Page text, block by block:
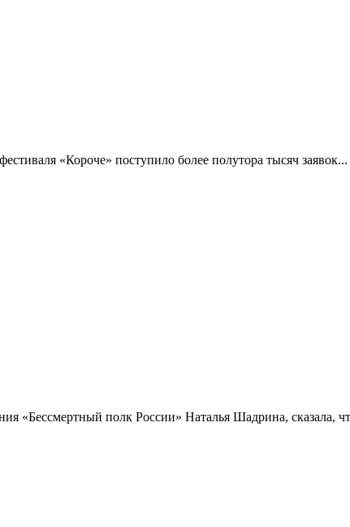
«Короче» поступило более полутора тысяч заявок...
«Бессмертный полк России» Наталья Шадрина, сказала,